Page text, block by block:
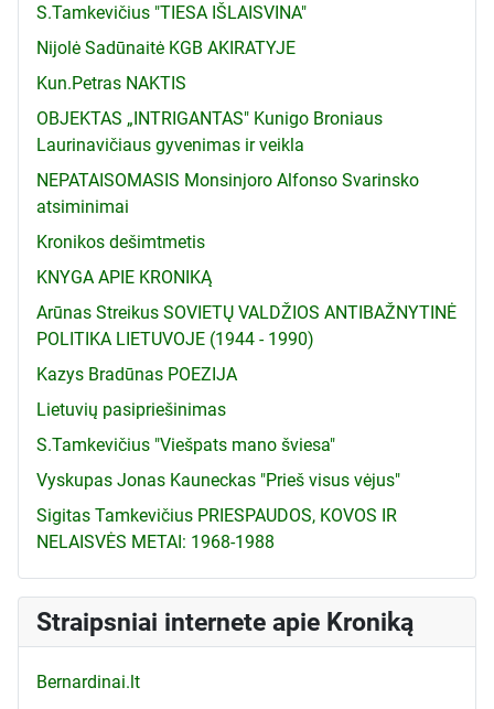
S.Tamkevičius "TIESA IŠLAISVINA"
Nijolė Sadūnaitė KGB AKIRATYJE
Kun.Petras NAKTIS
OBJEKTAS „INTRIGANTAS" Kunigo Broniaus
Laurinavičiaus gyvenimas ir veikla
NEPATAISOMASIS Monsinjoro Alfonso Svarinsko
atsiminimai
Kronikos dešimtmetis
KNYGA APIE KRONIKĄ
Arūnas Streikus SOVIETŲ VALDŽIOS ANTIBAŽNYTINĖ
POLITIKA LIETUVOJE (1944 - 1990)
Kazys Bradūnas POEZIJA
Lietuvių pasipriešinimas
S.Tamkevičius "Viešpats mano šviesa"
Vyskupas Jonas Kauneckas "Prieš visus vėjus"
Sigitas Tamkevičius PRIESPAUDOS, KOVOS IR
NELAISVĖS METAI: 1968-1988
Straipsniai internete apie Kroniką
Bernardinai.lt